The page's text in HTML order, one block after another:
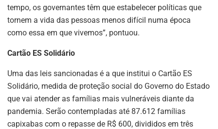
tempo, os governantes têm que estabelecer políticas que
tornem a vida das pessoas menos difícil numa época
como essa em que vivemos”, pontuou.
Cartão ES Solidário
Uma das leis sancionadas é a que institui o Cartão ES
Solidário, medida de proteção social do Governo do Estado
que vai atender as famílias mais vulneráveis diante da
pandemia. Serão contempladas até 87.612 famílias
capixabas com o repasse de R$ 600, divididos em três